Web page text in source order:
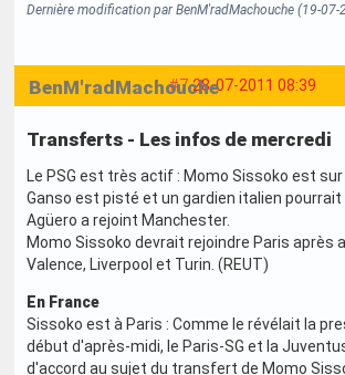
Dernière modification par BenM'radMachouche (19-
#7 28-07-2011 08:39
BenM'radMachouche
Transferts - Les infos de mercredi
Le PSG est très actif : Momo Sissoko est
Ganso est pisté et un gardien italien pourrait
Agüero a rejoint Manchester.
Momo Sissoko devrait rejoindre Paris après
Valence, Liverpool et Turin. (REUT)
En France
Sissoko est à Paris : Comme le révélait la
début d'après-midi, le Paris-SG et la
d'accord au sujet du transfert de Momo